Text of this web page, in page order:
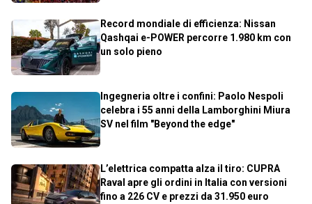
Record mondiale di efficienza: Nissan
Qashqai e-POWER percorre 1.980 km con
un solo pieno
Ingegneria oltre i confini: Paolo Nespoli
celebra i 55 anni della Lamborghini Miura
SV nel film "Beyond the edge"
L’elettrica compatta alza il tiro: CUPRA
Raval apre gli ordini in Italia con versioni
fino a 226 CV e prezzi da 31.950 euro